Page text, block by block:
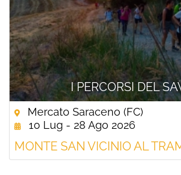
I PERCORSI DEL
Mercato Saraceno (FC)
10 Lug - 28 Ago 2026
MONTE SAN VICINIO AL